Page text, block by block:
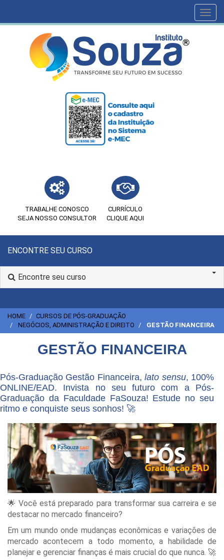
TRABALHE CONOSCO
SEJA NOSSO CONSULTOR
CURRÍCULO
CLIQUE AQUI
ENCONTRE SEU CURSO
Encontre seu curso
HOME
CURSOS DE PÓS-GRADUAÇÃO
NEGÓCIOS, ADMINISTRAÇÃO E DIREITO
GESTÃO FINANCEIRA
GESTÃO FINANCEIRA
Pós-Graduação Gestão Financeira,lato sensu, 100%
ONLINE/EAD. Invista no seu futuro com a Pós-
Graduação da Faculdade FaSouza! Estude no seu
ritmo e conquiste seus sonhos! 🚀
🌟 Você está preparado para transformar sua carreira e se
destacar no mercado financeiro?
Em um mundo onde mudanças econômicas e variações de
mercado acontecem a todo momento, a habilidade de
planejar e gerenciar finanças é mais crucial do que nunca. 🚀